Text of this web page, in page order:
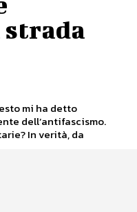
strada
mi ha detto
dell’antifascismo.
In verità, da